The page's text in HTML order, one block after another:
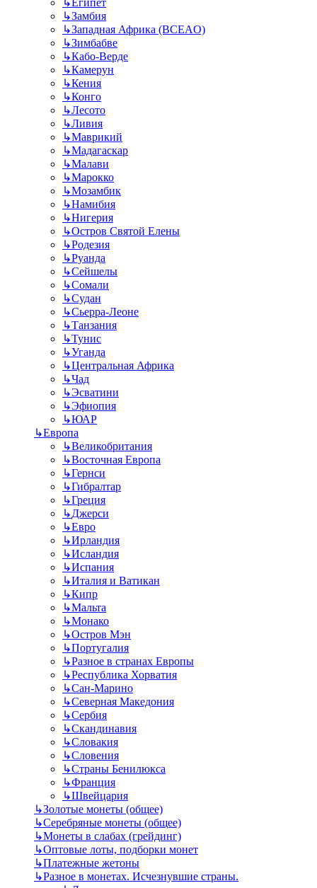
↳Замбия
↳Западная Африка (BCEAO)
↳Зимбабве
↳Кабо-Верде
↳Камерун
↳Кения
↳Конго
↳Лесото
↳Ливия
↳Маврикий
↳Мадагаскар
↳Малави
↳Марокко
↳Мозамбик
↳Намибия
↳Нигерия
↳Остров Святой Елены
↳Родезия
↳Руанда
↳Сейшелы
↳Сомали
↳Судан
↳Сьерра-Леоне
↳Танзания
↳Тунис
↳Уганда
↳Центральная Африка
↳Чад
↳Эсватини
↳Эфиопия
↳ЮАР
↳Европа
↳Великобритания
↳Восточная Европа
↳Гернси
↳Гибралтар
↳Греция
↳Джерси
↳Евро
↳Ирландия
↳Исландия
↳Испания
↳Италия и Ватикан
↳Кипр
↳Мальта
↳Монако
↳Остров Мэн
↳Португалия
↳Разное в странах Европы
↳Республика Хорватия
↳Сан-Марино
↳Северная Македония
↳Сербия
↳Скандинавия
↳Словакия
↳Словения
↳Страны Бенилюкса
↳Франция
↳Швейцария
↳Золотые монеты (общее)
↳Серебряные монеты (общее)
↳Монеты в слабах (грейдинг)
↳Оптовые лоты, подборки монет
↳Платежные жетоны
↳Разное в монетах. Исчезнувшие страны.